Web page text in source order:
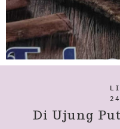
Di Ujung